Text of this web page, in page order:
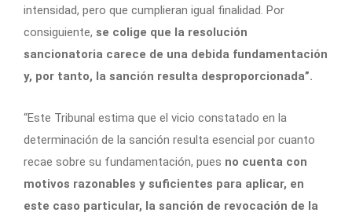
intensidad, pero que cumplieran igual finalidad. Por
consiguiente, se colige que la resolución
sancionatoria carece de una debida fundamentación
y, por tanto, la sanción resulta desproporcionada”.
“Este Tribunal estima que el vicio constatado en la
determinación de la sanción resulta esencial por cuanto
recae sobre su fundamentación, pues no cuenta con
motivos razonables y suficientes para aplicar, en
este caso particular, la sanción de revocación de la